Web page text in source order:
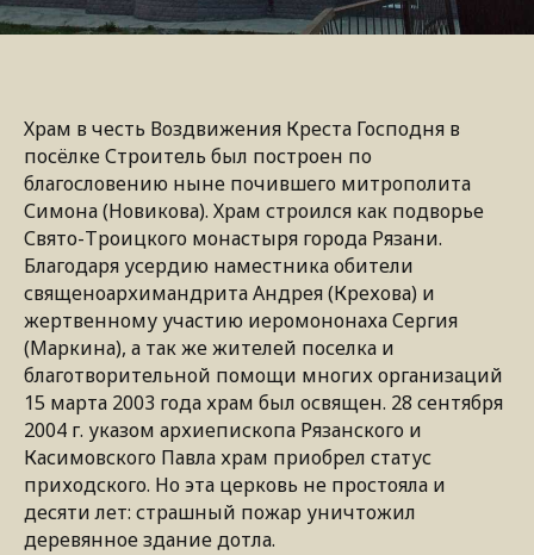
Храм в честь Воздвижения Креста Господня в
посёлке Строитель был построен по
благословению ныне почившего митрополита
Симона (Новикова). Храм строился как подворье
Свято-Троицкого монастыря города Рязани.
Благодаря усердию наместника обители
священоархимандрита Андрея (Крехова) и
жертвенному участию иеромононаха Сергия
(Маркина), а так же жителей поселка и
благотворительной помощи многих организаций
15 марта 2003 года храм был освящен. 28 сентября
2004 г. указом архиепископа Рязанского и
Касимовского Павла храм приобрел статус
приходского. Но эта церковь не простояла и
десяти лет: страшный пожар уничтожил
деревянное здание дотла.